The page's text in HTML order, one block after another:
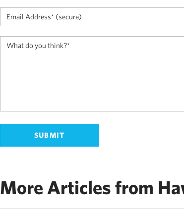
More Articles from